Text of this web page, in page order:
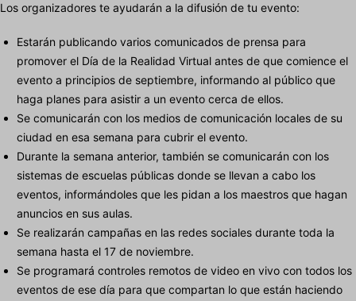
Los organizadores te ayudarán a la difusión de tu evento:
Estarán publicando varios comunicados de prensa para
promover el Día de la Realidad Virtual antes de que comience el
evento a principios de septiembre, informando al público que
haga planes para asistir a un evento cerca de ellos.
Se comunicarán con los medios de comunicación locales de su
ciudad en esa semana para cubrir el evento.
Durante la semana anterior, también se comunicarán con los
sistemas de escuelas públicas donde se llevan a cabo los
eventos, informándoles que les pidan a los maestros que hagan
anuncios en sus aulas.
Se realizarán campañas en las redes sociales durante toda la
semana hasta el 17 de noviembre.
Se programará controles remotos de video en vivo con todos los
eventos de ese día para que compartan lo que están haciendo